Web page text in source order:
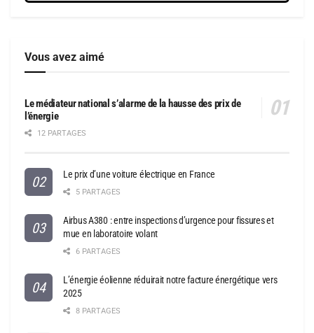
Vous avez aimé
Le médiateur national s’alarme de la hausse des prix de
l’énergie
12 PARTAGES
Le prix d’une voiture électrique en France
5 PARTAGES
Airbus A380 : entre inspections d’urgence pour fissures et
mue en laboratoire volant
6 PARTAGES
L’énergie éolienne réduirait notre facture énergétique vers
2025
8 PARTAGES